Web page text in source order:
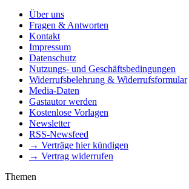
Über uns
Fragen & Antworten
Kontakt
Impressum
Datenschutz
Nutzungs- und Geschäftsbedingungen
Widerrufsbelehrung & Widerrufsformular
Media-Daten
Gastautor werden
Kostenlose Vorlagen
Newsletter
RSS-Newsfeed
→ Verträge hier kündigen
→ Vertrag widerrufen
Themen